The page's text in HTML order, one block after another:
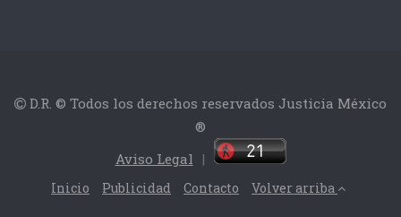
D.R. © Todos los derechos reservados Justicia México
®
Aviso Legal |
Inicio Publicidad Contacto Volver arriba